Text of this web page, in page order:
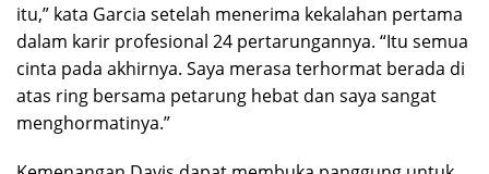
itu,” kata Garcia setelah menerima kekalahan pertama
dalam karir profesional 24 pertarungannya. “Itu semua
cinta pada akhirnya. Saya merasa terhormat berada di
atas ring bersama petarung hebat dan saya sangat
menghormatinya.”